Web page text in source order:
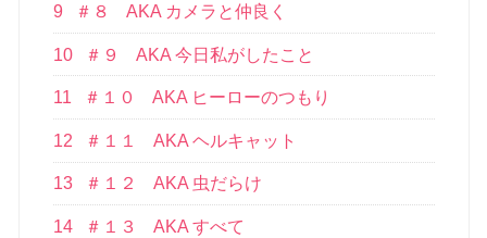
9 ＃８ AKA カメラと仲良く
10 ＃９ AKA 今日私がしたこと
11 ＃１０ AKA ヒーローのつもり
12 ＃１１ AKA ヘルキャット
13 ＃１２ AKA 虫だらけ
14 ＃１３ AKA すべて